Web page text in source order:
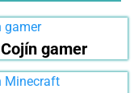
Cojín gamer